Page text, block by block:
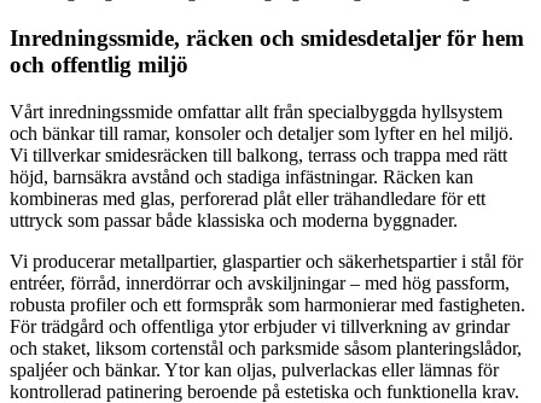
Inredningssmide, räcken och smidesdetaljer för hem
och offentlig miljö
Vårt inredningssmide omfattar allt från specialbyggda hyllsystem
och bänkar till ramar, konsoler och detaljer som lyfter en hel miljö.
Vi tillverkar smidesräcken till balkong, terrass och trappa med rätt
höjd, barnsäkra avstånd och stadiga infästningar. Räcken kan
kombineras med glas, perforerad plåt eller trähandledare för ett
uttryck som passar både klassiska och moderna byggnader.
Vi producerar metallpartier, glaspartier och säkerhetspartier i stål för
entréer, förråd, innerdörrar och avskiljningar – med hög passform,
robusta profiler och ett formspråk som harmonierar med fastigheten.
För trädgård och offentliga ytor erbjuder vi tillverkning av grindar
och staket, liksom cortenstål och parksmide såsom planteringslådor,
spaljéer och bänkar. Ytor kan oljas, pulverlackas eller lämnas för
kontrollerad patinering beroende på estetiska och funktionella krav.